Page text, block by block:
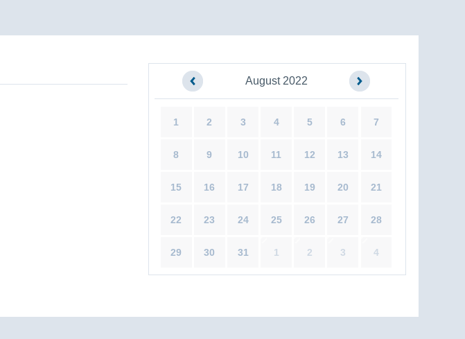
August 2022
1 2 3 4 5 6 7
8 9 10 11 12 13 14
15 16 17 18 19 20 21
22 23 24 25 26 27 28
29 30 31 1 2 3 4